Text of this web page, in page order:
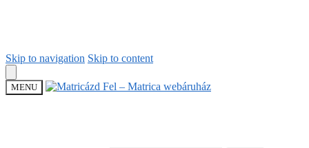
Skip to navigation Skip to content
MENU